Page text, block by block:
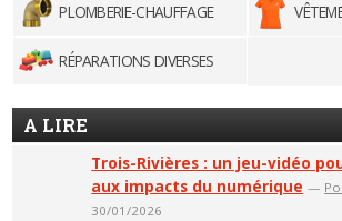
PLOMBERIE-CHAUFFAGE
RÉPARATIONS DIVERSES
A LIRE
Trois-Rivières : un jeu-vidéo
aux impacts du numérique —
30/01/2026